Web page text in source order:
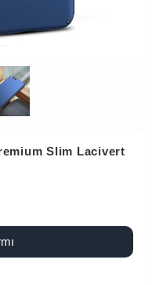
Slim Lacivert